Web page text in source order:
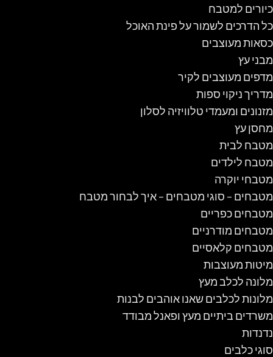
כיורים למטבח
כל הדרכים לשמור על פינת האוכל
כסאות מעוצבים
מבני עץ
מדפים מעוצבים לקיר
מדריך ניקוי ספות
מזנונים ומעמדי טלוויזיה לסלון
מחסן עץ
מטבח לבית
מטבח לילדים
מטבחי יוקרה
מטבחים – סוגי מטבחים – איך לבחור מטבח
מטבחים כפריים
מטבחים מודרניים
מטבחים קלאסיים
מיטות מעוצבות
מלונה לכלב מעץ
מלונות לכלבים שאנו אוהבים לבנות
משרדים ביתיים מעץ ופאנל מבודד
נדנדות
סוגי כלבים